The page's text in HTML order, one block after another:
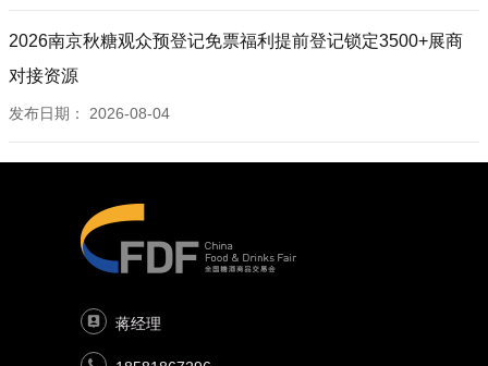
2026南京秋糖观众预登记免票福利提前登记锁定3500+展商
对接资源
发布日期： 2026-08-04
蒋经理